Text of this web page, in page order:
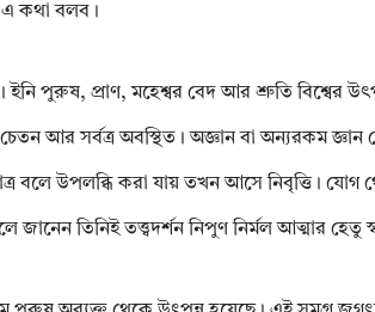
এ কথা বলব।
ইনি পুরুষ, প্রাণ, মহেশ্বর বেদ আর শ্রুতি বিশ্বের
আর সর্বত্র অবস্থিত। অজ্ঞান বা অন্যরকম
বলে উপলব্ধি করা যায় তখন আসে নিবৃত্তি।
তিনিই তত্ত্বদর্শন নিপুণ নির্মল আত্মার হেতু